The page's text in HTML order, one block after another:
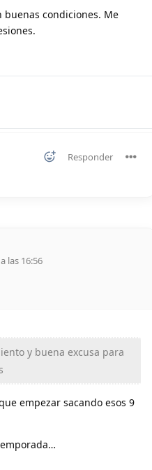
buenas condiciones. Me
Responder
las 16:56
y buena excusa para
empezar sacando esos 9